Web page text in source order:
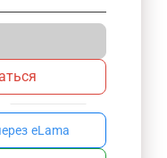
eLama